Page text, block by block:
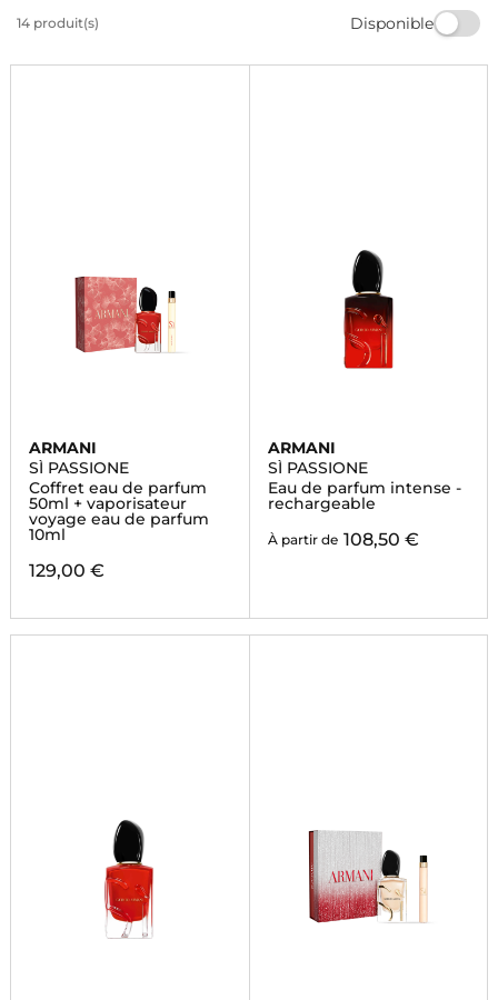
prestigieuses. Offrez-vous un parfum si femme qui
14 produit(s) Disponible
ARMANI
SÌ PASSIONE
Coffret eau de parfum
50ml + vaporisateur
voyage eau de parfum
10ml
129,00 €
ARMANI
SÌ PASSIONE
Eau de parfum intense -
rechargeable
À partir de 108,50 €